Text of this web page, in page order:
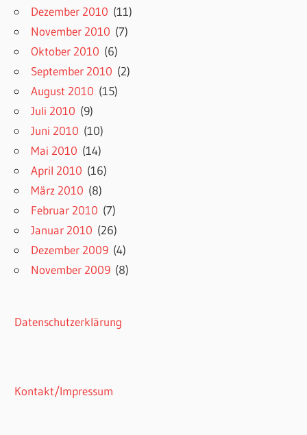
Dezember 2010 (11)
November 2010 (7)
Oktober 2010 (6)
September 2010 (2)
August 2010 (15)
Juli 2010 (9)
Juni 2010 (10)
Mai 2010 (14)
April 2010 (16)
März 2010 (8)
Februar 2010 (7)
Januar 2010 (26)
Dezember 2009 (4)
November 2009 (8)
Datenschutzerklärung
Kontakt/Impressum